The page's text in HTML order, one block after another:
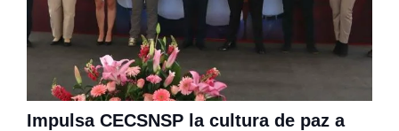
Impulsa CECSNSP la cultura de paz a